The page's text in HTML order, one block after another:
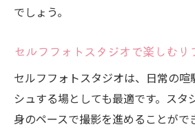
でしょう。
セルフフォトスタジオで楽しむリ
セルフフォトスタジオは、日常の喧
シュする場としても最適です。スタ
身のペースで撮影を進めることが